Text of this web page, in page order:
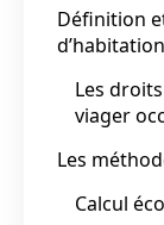
Définition
Les
viager
Les
Calcul